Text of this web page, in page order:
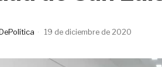
19 de diciembre de 2020